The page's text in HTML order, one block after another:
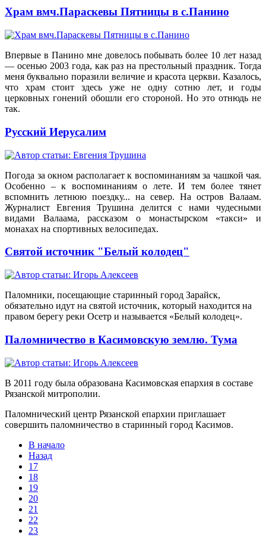
Храм вмч.Параскевы Пятницы в с.Панино
Впервые в Панино мне довелось побывать более 10 лет назад
— осенью 2003 года, как раз на престольный праздник. Тогда
меня буквально поразили величие и красота церкви. Казалось,
что храм стоит здесь уже не одну сотню лет, и годы
церковных гонений обошли его стороной. Но это отнюдь не
так.
Русский Иерусалим
Погода за окном располагает к воспоминаниям за чашкой чая.
Особенно – к воспоминаниям о лете. И тем более тянет
вспомнить летнюю поездку... на север. На остров Валаам.
Журналист Евгения Трушина делится с нами чудесными
видами Валаама, рассказом о монастырском «такси» и
монахах на спортивных велосипедах.
Святой источник "Белый колодец"
Паломники, посещающие старинный город Зарайск,
обязательно идут на святой источник, который находится на
правом берегу реки Осетр и называется «Белый колодец».
Паломничество в Касимовскую землю. Тума
В 2011 году была образована Касимовская епархия в составе
Рязанской митрополии.
Паломнический центр Рязанской епархии приглашает
совершить паломничество в старинный город Касимов.
В начало
Назад
17
18
19
20
21
22
23